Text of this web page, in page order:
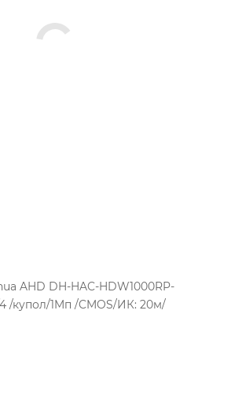
AHD DH-HAC-HDW1000RP-
/купол/1Mп /CMOS/ИК: 20м/